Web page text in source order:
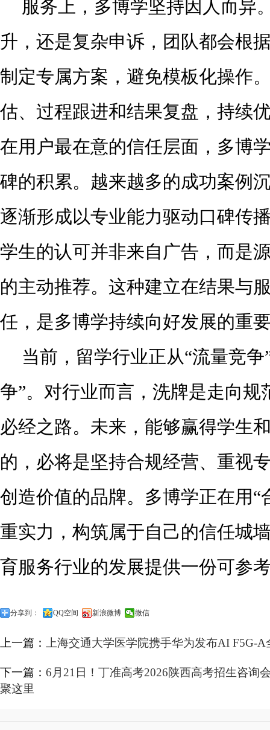
服务上，多博学坚持因人而异
升，还是复杂申诉，团队都会根
制定专属方案，避免模板化操作
估、过程跟进和结果复盘，持续
在用户最在意的信任层面，多博
碑的积累。越来越多的成功案例
逐渐形成以专业能力驱动口碑传
学生的认可并非来自广告，而是
的主动推荐。这种建立在结果与
任，是多博学持续向好发展的重
当前，留学行业正从“流量竞争
争”。对行业而言，洗牌是走向规
必经之路。未来，能够赢得学生
的，必将是坚持合规经营、重视
创造价值的品牌。多博学正在用“
重实力，构筑属于自己的信任城
育服务行业的发展提供一份可参
分享到： QQ空间 新浪微博 微信
上一篇： 上海交通大学医学院携手华为发布AI F5G-
下一篇： 6月21日！丁准高考2026陕西高考招生咨询
聚这里